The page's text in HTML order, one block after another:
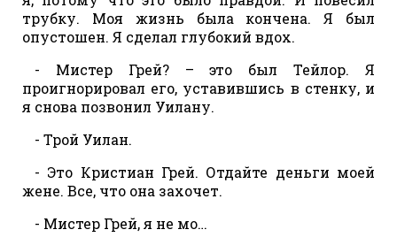
трубку. Моя жизнь была кончена. Я был
опустошен. Я сделал глубокий вдох.
- Мистер Грей? – это был Тейлор. Я
проигнорировал его, уставившись в стенку, и
я снова позвонил Уилану.
- Трой Уилан.
- Это Кристиан Грей. Отдайте деньги моей
жене. Все, что она захочет.
- Мистер Грей, я не мо…